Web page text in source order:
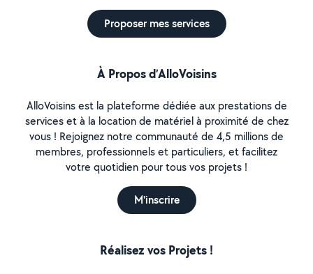
Proposer mes services
À Propos d’AlloVoisins
AlloVoisins est la plateforme dédiée aux prestations de
services et à la location de matériel à proximité de chez
vous ! Rejoignez notre communauté de 4,5 millions de
membres, professionnels et particuliers, et facilitez
votre quotidien pour tous vos projets !
M'inscrire
Réalisez vos Projets !